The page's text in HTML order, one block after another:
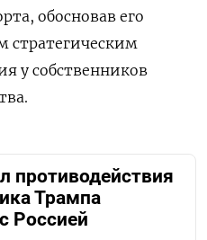
обосновав его
стратегическим
у собственников
противодействия
Трампа
Россией